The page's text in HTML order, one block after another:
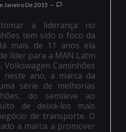
Janeiro De 2015
a liderança no
tem sido o foco da
mais de 11 anos ela
líder para a MAN Latin
Volkswagen Caminhões
neste ano, a marca da
série de melhorias
do semileve ao
de deixá-los mais
de transporte. O
a marca a promover